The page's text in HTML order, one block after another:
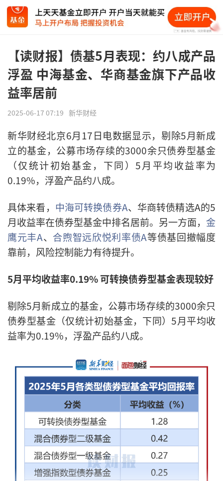
【读财报】债基5月表现：约八成产品
浮盈 中海基金、华商基金旗下产品收
益率居前
2025-06-17 07:19 新华财经
新华财经北京6月17日电数据显示，剔除5月新成
立的基金，公募市场存续的3000余只债券型基金
（仅统计初始基金，下同）5月平均收益率为
0.19%，浮盈产品约八成。
具体来看， 中海可转换债券A、华商转债精选A的5
月收益率在债券型基金中排名居前。另一方面， 金
鹰元丰A、 合煦智远欣悦利率债A等债基回撤幅度
靠前，风险控制能力有待提升。
5月平均收益率0.19% 可转换债券型基金表现较好
剔除5月新成立的基金，公募市场存续的3000余只
债券型基金（仅统计初始基金，下同）5月平均收
益率为0.19%，浮盈产品约八成。